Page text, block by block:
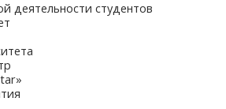
деятельности студентов